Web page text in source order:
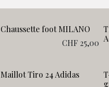
Chaussette foot MILANO
CHF 25,00
Maillot Tiro 24 Adidas